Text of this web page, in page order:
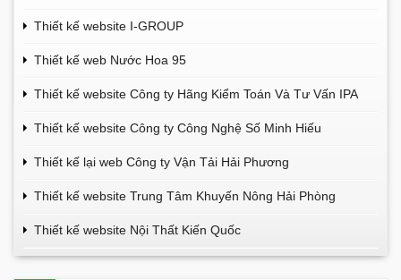
Thiết kế website I-GROUP
Thiết kế web Nước Hoa 95
Thiết kế website Công ty Hãng Kiểm Toán Và Tư Vấn IPA
Thiết kế website Công ty Công Nghệ Số Minh Hiếu
Thiết kế lại web Công ty Vận Tải Hải Phương
Thiết kế website Trung Tâm Khuyến Nông Hải Phòng
Thiết kế website Nội Thất Kiến Quốc